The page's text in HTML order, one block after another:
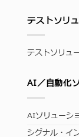
テストソリ
テストソリュ
AI／自動化
AIソリューシ
シグナル・イ